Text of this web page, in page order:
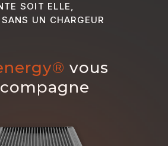
SOIT ELLE,
UN CHARGEUR
vous